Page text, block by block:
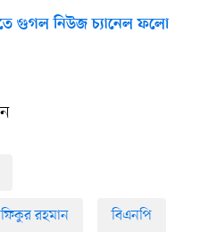
গুগল নিউজ চ্যানেল ফলো
রহমান বিএনপি